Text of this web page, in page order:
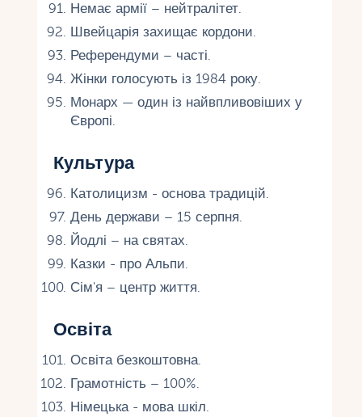
Немає армії – нейтралітет.
Швейцарія захищає кордони.
Референдуми – часті.
Жінки голосують із 1984 року.
Монарх — один із найвпливовіших у
Європі.
Культура
Католицизм - основа традицій.
День держави – 15 серпня.
Йодлі – на святах.
Казки - про Альпи.
Сім'я – центр життя.
Освіта
Освіта безкоштовна.
Грамотність – 100%.
Німецька - мова шкіл.